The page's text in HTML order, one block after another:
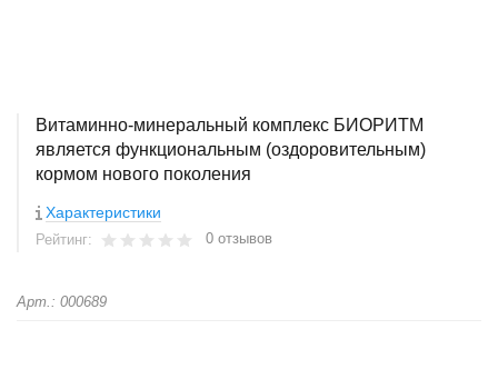
Витаминно-минеральный комплекс БИОРИТМ
является функциональным (оздоровительным)
кормом нового поколения
Характеристики
Рейтинг: 0 отзывов
Арт.: 000689